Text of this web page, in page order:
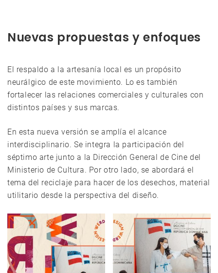
Nuevas propuestas y enfoques
El respaldo a la artesanía local es un propósito
neurálgico de este movimiento. Lo es también
fortalecer las relaciones comerciales y culturales con
distintos países y sus marcas.
En esta nueva versión se amplía el alcance
interdisciplinario. Se integra la participación del
séptimo arte junto a la Dirección General de Cine del
Ministerio de Cultura. Por otro lado, se abordará el
tema del reciclaje para hacer de los desechos, material
utilitario desde la perspectiva del diseño.